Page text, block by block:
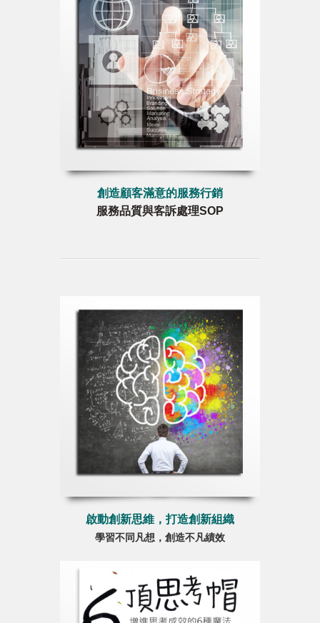
創造顧客滿意的服務行銷
服務品質與客訴處理SOP
啟動創新思維，打造創新組織
學習不同凡想，創造不凡績效